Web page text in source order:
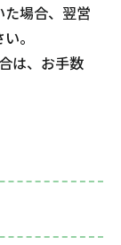
場合、翌営
。
は、お手数